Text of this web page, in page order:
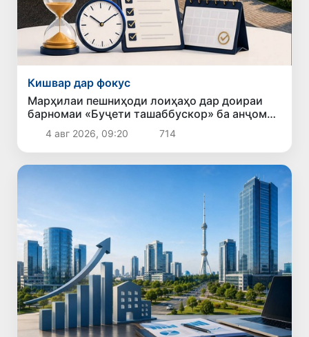
Кишвар дар фокус
Марҳилаи пешниҳоди лоиҳаҳо дар доираи
барномаи «Буҷети ташаббускор» ба анҷом
расид4 авг 2026, 09:20 714